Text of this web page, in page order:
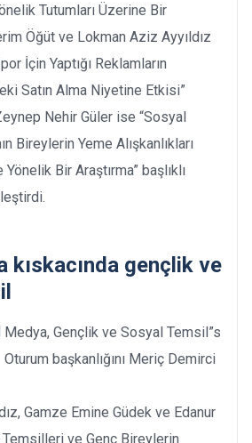
Tutumları Üzerine Bir
Öğüt ve Lokman Aziz Ayyıldız
İçin Yaptığı Reklamların
Satın Alma Niyetine Etkisi”
Nehir Güler ise “Sosyal
Bireylerin Yeme Alışkanlıkları
Bir Araştırma” başlıklı
kıskacında gençlik ve
Medya, Gençlik ve Sosyal Temsil”s
Oturum başkanlığını Meriç Demirci
Gamze Emine Güdek ve Edanur
Temsilleri ve Genç Bireylerin